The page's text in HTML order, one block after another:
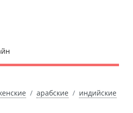
арабские
индийские